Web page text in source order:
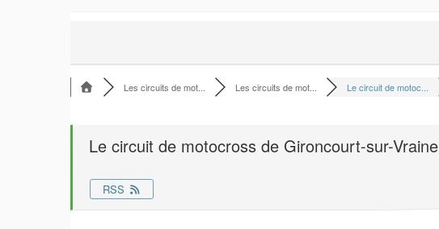
Les circuits de mot... Les circuits de mot... Le circuit de motoc...
Le circuit de motocross de Gironcourt-sur-Vraine
RSS